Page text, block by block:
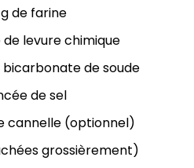
g de farine
de levure chimique
bicarbonate de soude
de sel
cannelle (optionnel)
grossièrement)